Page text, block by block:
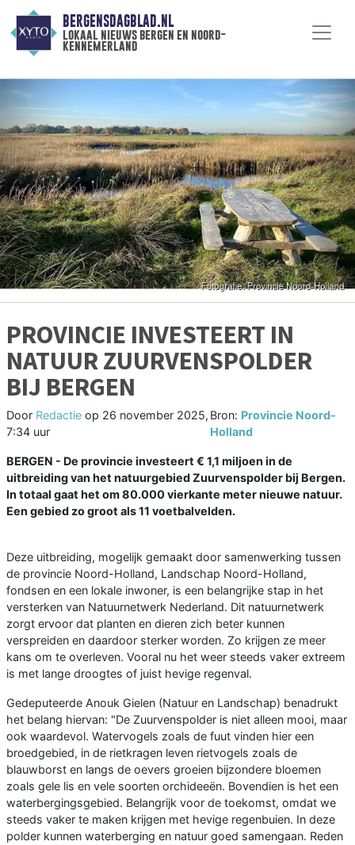
BERGENSDAGBLAD.NL
lokaal nieuws bergen en noord-
kennemerland
PROVINCIE INVESTEERT IN
NATUUR ZUURVENSPOLDER
BIJ BERGEN
Door Redactie op 26 november 2025,
7:34 uur
Bron: Provincie Noord-
Holland
BERGEN - De provincie investeert € 1,1 miljoen in de
uitbreiding van het natuurgebied Zuurvenspolder bij Bergen.
In totaal gaat het om 80.000 vierkante meter nieuwe natuur.
Een gebied zo groot als 11 voetbalvelden.
Deze uitbreiding, mogelijk gemaakt door samenwerking tussen
de provincie Noord-Holland, Landschap Noord-Holland,
fondsen en een lokale inwoner, is een belangrijke stap in het
versterken van Natuurnetwerk Nederland. Dit natuurnetwerk
zorgt ervoor dat planten en dieren zich beter kunnen
verspreiden en daardoor sterker worden. Zo krijgen ze meer
kans om te overleven. Vooral nu het weer steeds vaker extreem
is met lange droogtes of juist hevige regenval.
Gedeputeerde Anouk Gielen (Natuur en Landschap) benadrukt
het belang hiervan: "De Zuurvenspolder is niet alleen mooi, maar
ook waardevol. Watervogels zoals de fuut vinden hier een
broedgebied, in de rietkragen leven rietvogels zoals de
blauwborst en langs de oevers groeien bijzondere bloemen
zoals gele lis en vele soorten orchideeën. Bovendien is het een
waterbergingsgebied. Belangrijk voor de toekomst, omdat we
steeds vaker te maken krijgen met hevige regenbuien. In deze
polder kunnen waterberging en natuur goed samengaan. Reden